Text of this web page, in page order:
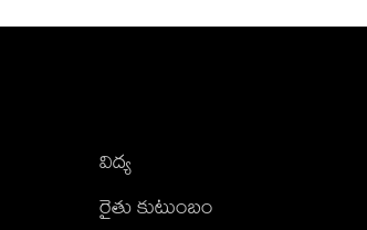
విద్య
రైతు కుటుంబం